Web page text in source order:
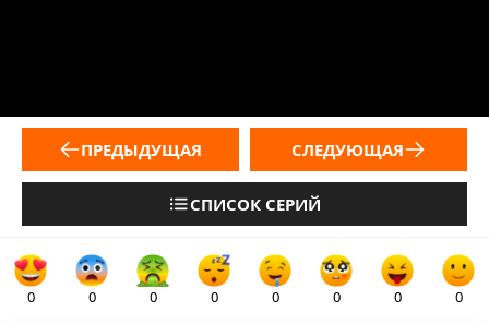
ПРЕДЫДУЩАЯ
СПИСОК СЕРИЙ
СЛЕДУЮЩАЯ
0 0 0 0 0 0 0 0